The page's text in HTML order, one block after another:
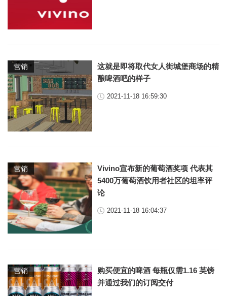
营销
这就是即将取代女人街城堡商场的精
酿啤酒吧的样子
2021-11-18 16:59:30
营销
Vivino宣布新的葡萄酒奖项 代表其
5400万葡萄酒饮用者社区的坦率评
论
2021-11-18 16:04:37
营销
购买便宜的啤酒 每瓶仅需1.16 英镑
并通过我们的订阅交付